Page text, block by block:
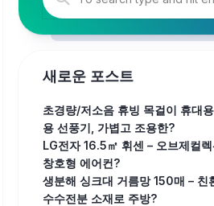
새로운 포스트
초경량/저소음 휴빙 목걸이 휴대
용 선풍기, 가볍고 조용한?
LG전자 16.5㎡ 휘센 – 오브제컬
창호형 에어컨?
생분해 싱크대 거름망 150매 – 친
수수전분 소재로 주방?